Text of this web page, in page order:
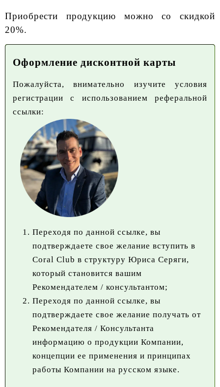
Приобрести продукцию можно со скидкой
20%.
Оформление дисконтной карты
Пожалуйста, внимательно изучите условия
регистрации с использованием реферальной
ссылки:
Переходя по данной ссылке, вы
подтверждаете свое желание вступить в
Coral Club в структуру Юриса Серяги,
который становится вашим
Рекомендателем / консультантом;
Переходя по данной ссылке, вы
подтверждаете свое желание получать от
Рекомендателя / Консультанта
информацию о продукции Компании,
концепции ее применения и принципах
работы Компании на русском языке.